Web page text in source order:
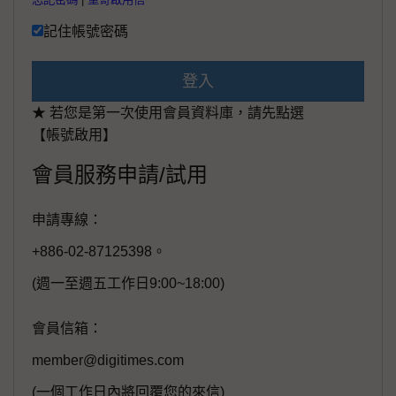
記住帳號密碼
登入
★ 若您是第一次使用會員資料庫，請先點選
【帳號啟用】
會員服務申請/試用
申請專線：
+886-02-87125398。
(週一至週五工作日9:00~18:00)
會員信箱：
member@digitimes.com
(一個工作日內將回覆您的來信)